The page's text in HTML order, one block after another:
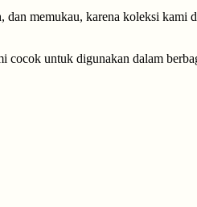
memukau, karena koleksi kami
cocok untuk digunakan dalam